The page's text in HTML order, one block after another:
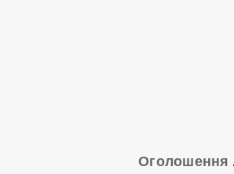
Оголошення